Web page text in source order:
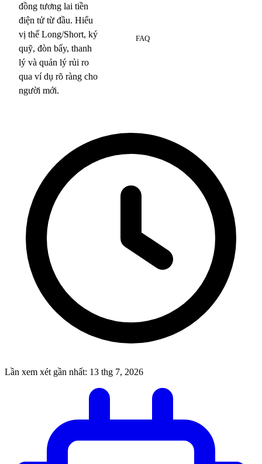
đồng tương lai tiền
điện tử từ đầu. Hiểu
vị thế Long/Short, ký
quỹ, đòn bẩy, thanh
lý và quản lý rủi ro
qua ví dụ rõ ràng cho
người mới.
FAQ
Lần xem xét gần nhất: 13 thg 7, 2026